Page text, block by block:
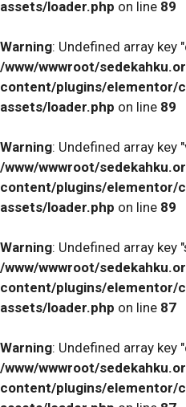
assets/loader.php on line 89
Warning: Undefined array key
/www/wwwroot/
content/plugins/elementor/
assets/loader.php on line 89
Warning: Undefined array key
/www/wwwroot/
content/plugins/elementor/
assets/loader.php on line 89
Warning: Undefined array key
/www/wwwroot/
content/plugins/elementor/
assets/loader.php on line 87
Warning: Undefined array key
/www/wwwroot/
content/plugins/elementor/